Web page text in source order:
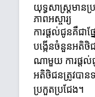
យុទ្ធសាស្ត្រមាន
ភាពអស្ចារ្យ
ការផ្តល់ជូនគឺជា
បង្កើនចំនួនអតិថិ
ណាមួយ ការផ្តល់
អតិថិជនត្រូវបាន
ប្រកួតប្រជែង។